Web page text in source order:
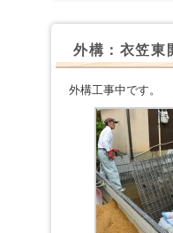
外構：衣笠東
外構工事中です。